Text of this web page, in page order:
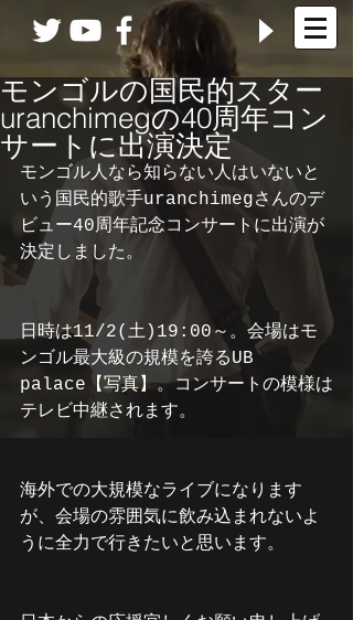
モンゴルの国民的スター
uranchimegの40周年コン
サートに出演決定
モンゴル人なら知らない人はいないと
いう国民的歌手uranchimegさんのデ
ビュー40周年記念コンサートに出演が
決定しました。
日時は11/2(土)19:00～。会場はモ
ンゴル最大級の規模を誇るUB
palace【写真】。コンサートの模様は
テレビ中継されます。
海外での大規模なライブになります
が、会場の雰囲気に飲み込まれないよ
うに全力で行きたいと思います。